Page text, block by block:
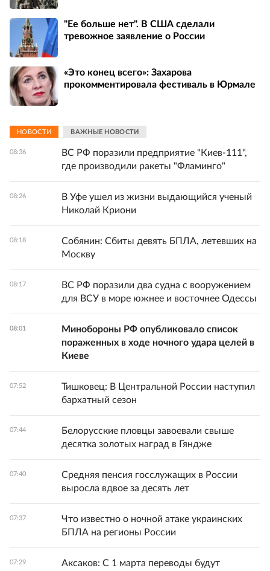
"Ее больше нет". В США сделали
тревожное заявление о России
«Это конец всего»: Захарова
прокомментировала фестиваль в Юрмале
НОВОСТИ ВАЖНЫЕ НОВОСТИ
08:36
ВС РФ поразили предприятие "Киев-111",
где производили ракеты "Фламинго"
08:26
В Уфе ушел из жизни выдающийся ученый
Николай Криони
08:18
Собянин: Сбиты девять БПЛА, летевших на
Москву
08:17
ВС РФ поразили два судна с вооружением
для ВСУ в море южнее и восточнее Одессы
08:01
Минобороны РФ опубликовало список
пораженных в ходе ночного удара целей в
Киеве
07:52
Тишковец: В Центральной России наступил
бархатный сезон
07:44
Белорусские пловцы завоевали свыше
десятка золотых наград в Гяндже
07:40
Средняя пенсия госслужащих в России
выросла вдвое за десять лет
07:37
Что известно о ночной атаке украинских
БПЛА на регионы России
07:29
Аксаков: С 1 марта переводы будут